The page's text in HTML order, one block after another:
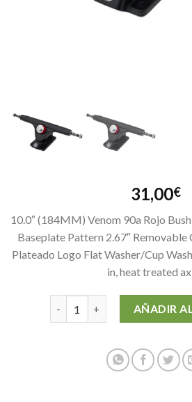
31,00€
10.0″ (184MM) Venom 90a Rojo
Baseplate Pattern 2.67″ Removable
Plateado Logo Flat Washer/Cup
in, heat treated
10" GUNMETAL MAGNUM
AÑADIR